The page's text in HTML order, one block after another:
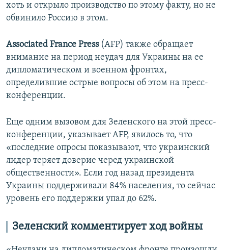
хоть и открыло производство по этому факту, но не
обвинило Россию в этом.
Associated France Press(AFP) также обращает
внимание на период неудач для Украины на ее
дипломатическом и военном фронтах,
определившие острые вопросы об этом на пресс-
конференции.
Еще одним вызовом для Зеленского на этой пресс-
конференции, указывает AFP, явилось то, что
«последние опросы показывают, что украинский
лидер теряет доверие черед украинской
общественности». Если год назад президента
Украины поддерживали 84% населения, то сейчас
уровень его поддержки упал до 62%.
Зеленский комментирует ход войны